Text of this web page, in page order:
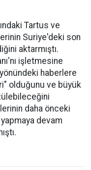
Tartus ve
Suriye'deki son
aktarmıştı.
işletmesine
haberlere
olduğunu ve büyük
daha önceki
devam